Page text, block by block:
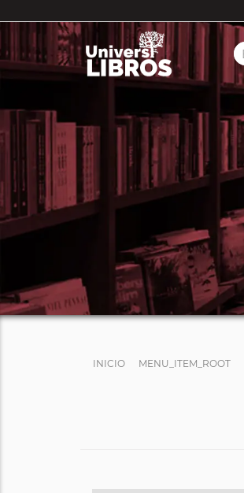
INICIO MENU_ITEM_ROOT